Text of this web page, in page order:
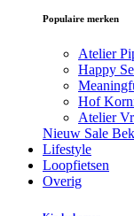
Populaire merken
Atelier
Happy
Hof
Atelier
Nieuw Sale
Lifestyle
Loopfietsen
Overig